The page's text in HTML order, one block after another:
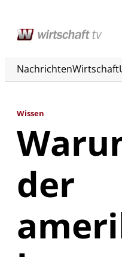
NachrichtenWirtschaft
Wissen
der